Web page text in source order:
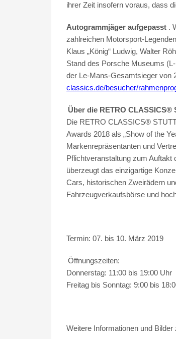
ihrer Zeit insofern voraus, dass
Autogrammjäger aufgepasst .
zahlreichen Motorsport-
Klaus „König“ Ludwig, Walter
Stand des Porsche Museums
der Le-Mans-Gesamtsieger von
classics.de/besucher/
Über die RETRO CLASSICS®
Die RETRO CLASSICS®
Awards 2018 als „Show of the
Markenrepräsentanten und
Pflichtveranstaltung zum
überzeugt das einzigartige
Cars, historischen Zweirädern
Fahrzeugverkaufsbörse und
Termin: 07. bis 10. März 2019
Öffnungszeiten:
Donnerstag: 11:00 bis 19:00 Uhr
Freitag bis Sonntag: 9:00 bis
Weitere Informationen und